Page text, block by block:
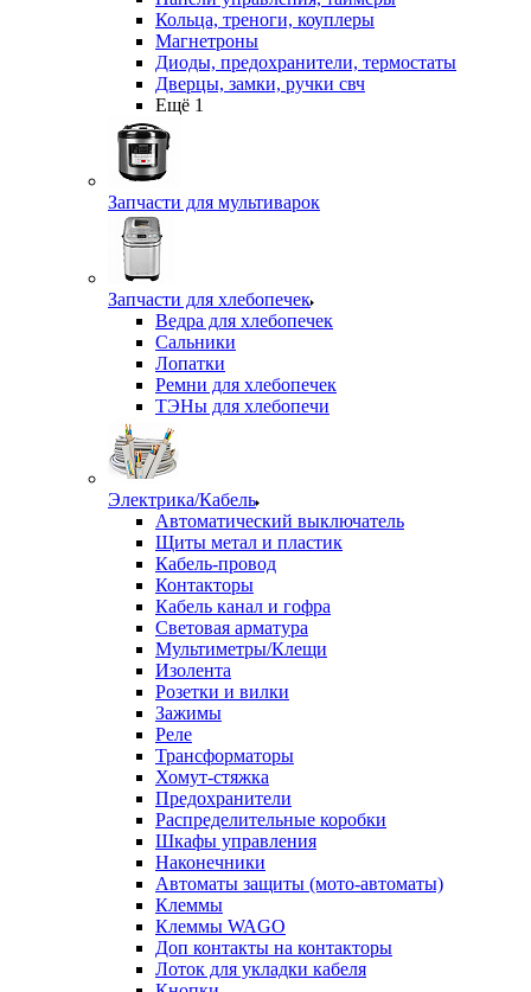
Кольца, треноги, коуплеры
Магнетроны
Диоды, предохранители, термостаты
Дверцы, замки, ручки свч
Ещё 1
Запчасти для мультиварок
Запчасти для хлебопечек
Ведра для хлебопечек
Сальники
Лопатки
Ремни для хлебопечек
ТЭНы для хлебопечи
Электрика/Кабель
Автоматический выключатель
Щиты метал и пластик
Кабель-провод
Контакторы
Кабель канал и гофра
Световая арматура
Мультиметры/Клещи
Изолента
Розетки и вилки
Зажимы
Реле
Трансформаторы
Хомут-стяжка
Предохранители
Распределительные коробки
Шкафы управления
Наконечники
Автоматы защиты (мото-автоматы)
Клеммы
Клеммы WAGO
Доп контакты на контакторы
Лоток для укладки кабеля